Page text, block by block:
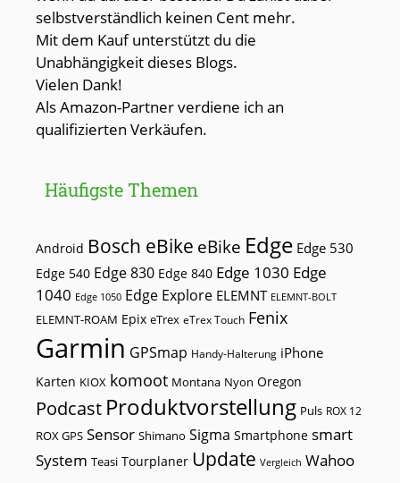
selbstverständlich keinen Cent mehr.
Mit dem Kauf unterstützt du die
Unabhängigkeit dieses Blogs.
Vielen Dank!
Als Amazon-Partner verdiene ich an
qualifizierten Verkäufen.
Häufigste Themen
Android Bosch eBike eBike Edge Edge 530
Edge 540 Edge 830 Edge 840 Edge 1030 Edge
1040 Edge 1050 Edge Explore ELEMNT ELEMNT-BOLT
ELEMNT-ROAM Epix eTrex eTrex Touch Fenix
Garmin GPSmap Handy-Halterung iPhone
Karten KIOX komoot Montana Nyon Oregon
Podcast Produktvorstellung Puls ROX 12
ROX GPS Sensor Shimano Sigma Smartphone smart
System Teasi Tourplaner Update Vergleich Wahoo